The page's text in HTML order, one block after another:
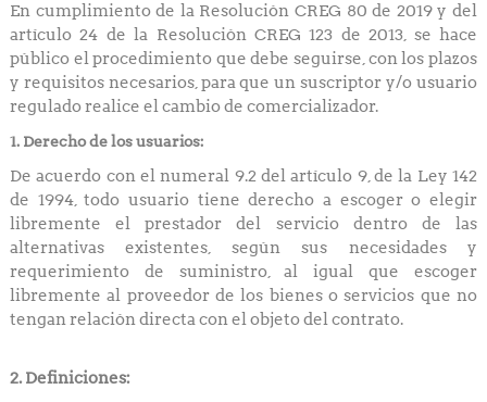
En cumplimiento de la Resolución CREG 80 de 2019 y del
artículo 24 de la Resolución CREG 123 de 2013, se hace
público el procedimiento que debe seguirse, con los plazos
y requisitos necesarios, para que un suscriptor y/o usuario
regulado realice el cambio de comercializador.
1. Derecho de los usuarios:
De acuerdo con el numeral 9.2 del artículo 9, de la Ley 142
de 1994, todo usuario tiene derecho a escoger o elegir
libremente el prestador del servicio dentro de las
alternativas existentes, según sus necesidades y
requerimiento de suministro, al igual que escoger
libremente al proveedor de los bienes o servicios que no
tengan relación directa con el objeto del contrato.
2. Definiciones: